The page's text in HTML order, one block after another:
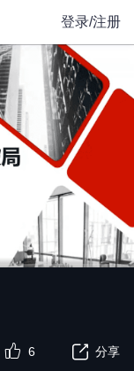
登录/注册
分享
6